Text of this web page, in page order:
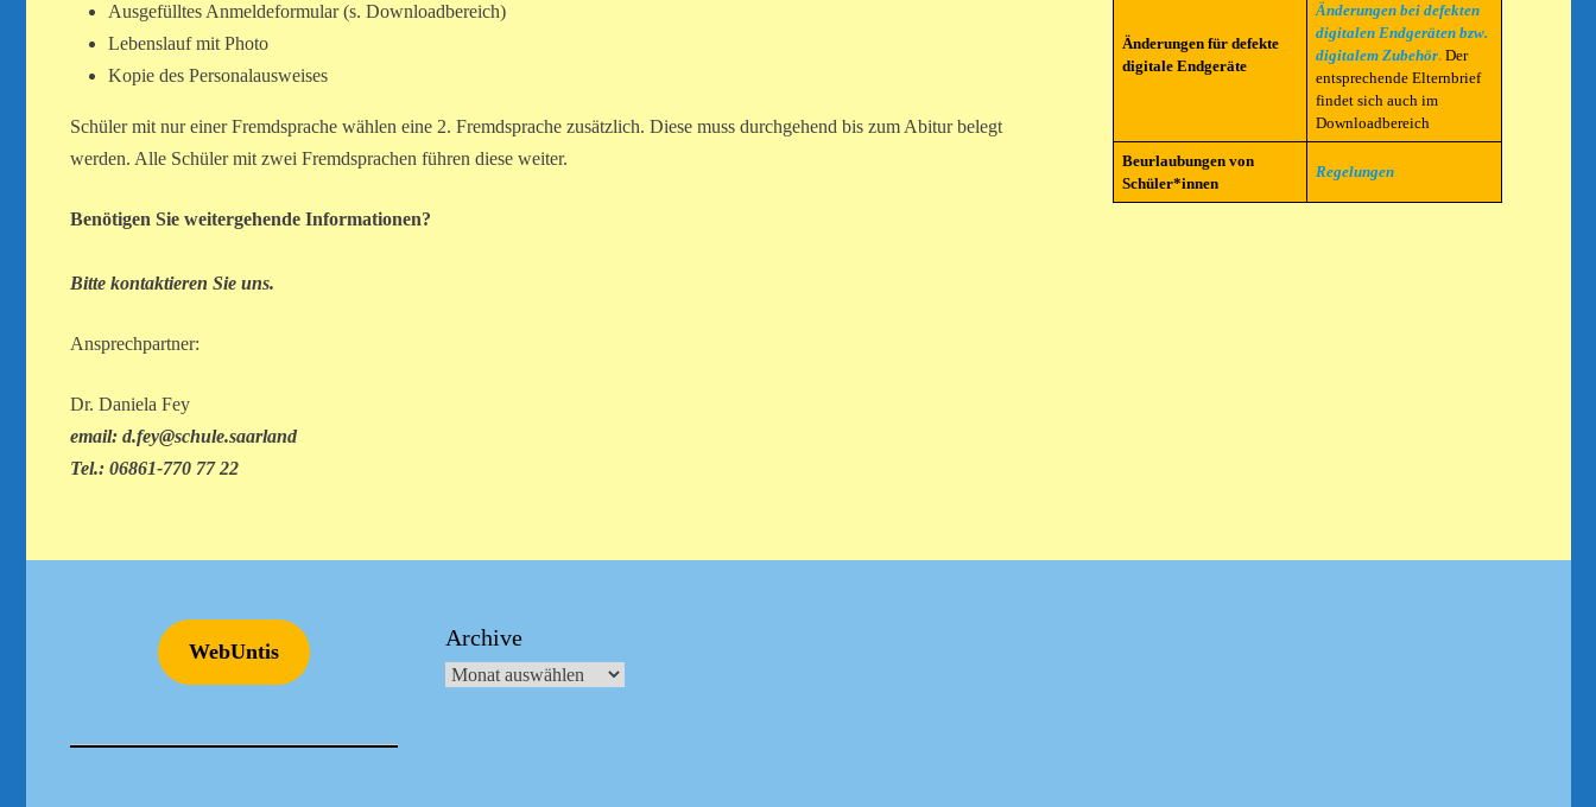
Ausgefülltes Anmeldeformular (s. Downloadbereich)
Lebenslauf mit Photo
Kopie des Personalausweises
Schüler mit nur einer Fremdsprache wählen eine 2. Fremdsprache zusätzlich. Diese muss durchgehend bis zum Abitur belegt
werden. Alle Schüler mit zwei Fremdsprachen führen diese weiter.
Benötigen Sie weitergehende Informationen?
Bitte kontaktieren Sie uns.
Ansprechpartner:
Dr. Daniela Fey
email: d.fey@schule.saarland
Tel.: 06861-770 77 22
Änderungen für defekte
digitale Endgeräte
Änderungen bei defekten
digitalen Endgeräten bzw.
digitalem Zubehör.Der
entsprechende Elternbrief
findet sich auch im
Downloadbereich
Beurlaubungen von
Schüler*innen
Regelungen
WebUntis
Archive